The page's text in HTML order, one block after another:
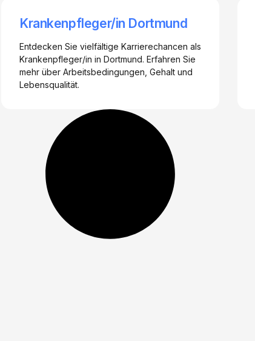
Krankenpfleger/in Dortmund
Entdecken Sie vielfältige Karrierechancen als
Krankenpfleger/in in Dortmund. Erfahren Sie
mehr über Arbeitsbedingungen, Gehalt und
Lebensqualität.